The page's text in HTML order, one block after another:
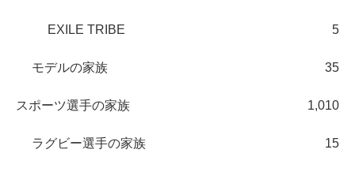
EXILE TRIBE 5
モデルの家族 35
スポーツ選手の家族 1,010
ラグビー選手の家族 15